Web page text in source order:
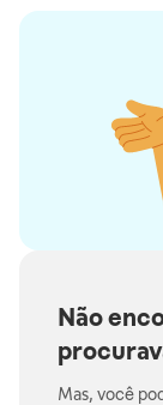
Não
Mas, você